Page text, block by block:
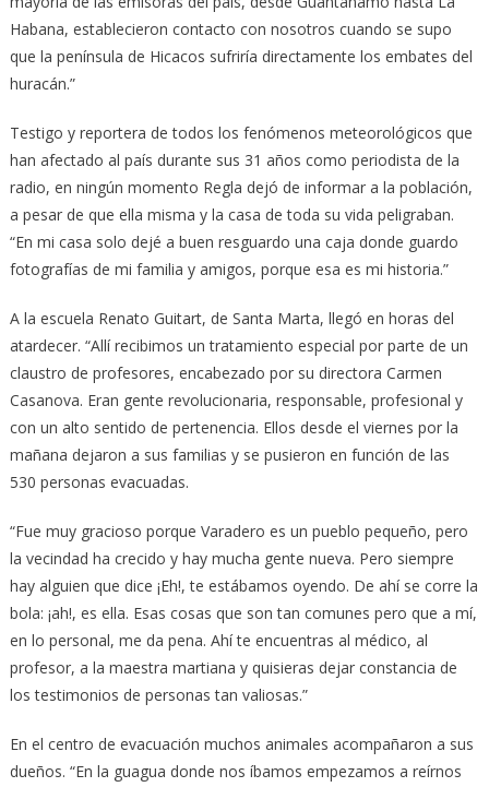
Habana, establecieron contacto con nosotros cuando se supo
que la península de Hicacos sufriría directamente los embates del
huracán.”
Testigo y reportera de todos los fenómenos meteorológicos que
han afectado al país durante sus 31 años como periodista de la
radio, en ningún momento Regla dejó de informar a la población,
a pesar de que ella misma y la casa de toda su vida peligraban.
“En mi casa solo dejé a buen resguardo una caja donde guardo
fotografías de mi familia y amigos, porque esa es mi historia.”
A la escuela Renato Guitart, de Santa Marta, llegó en horas del
atardecer. “Allí recibimos un tratamiento especial por parte de un
claustro de profesores, encabezado por su directora Carmen
Casanova. Eran gente revolucionaria, responsable, profesional y
con un alto sentido de pertenencia. Ellos desde el viernes por la
mañana dejaron a sus familias y se pusieron en función de las
530 personas evacuadas.
“Fue muy gracioso porque Varadero es un pueblo pequeño, pero
la vecindad ha crecido y hay mucha gente nueva. Pero siempre
hay alguien que dice ¡Eh!, te estábamos oyendo. De ahí se corre la
bola: ¡ah!, es ella. Esas cosas que son tan comunes pero que a mí,
en lo personal, me da pena. Ahí te encuentras al médico, al
profesor, a la maestra martiana y quisieras dejar constancia de
los testimonios de personas tan valiosas.”
En el centro de evacuación muchos animales acompañaron a sus
dueños. “En la guagua donde nos íbamos empezamos a reírnos